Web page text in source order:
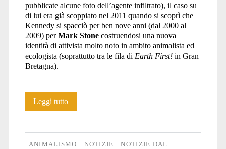
pubblicate alcune foto dell’agente infiltrato), il caso su
di lui era già scoppiato nel 2011 quando si scoprì che
Kennedy si spacciò per ben nove anni (dal 2000 al
2009) perMark Stonecostruendosi una nuova
identità di attivista molto noto in ambito animalista ed
ecologista (soprattutto tra le fila di Earth First!in Gran
Bretagna).
Leggi tuttoStorie
ANIMALISMO NOTIZIE
NOTIZIE DAL